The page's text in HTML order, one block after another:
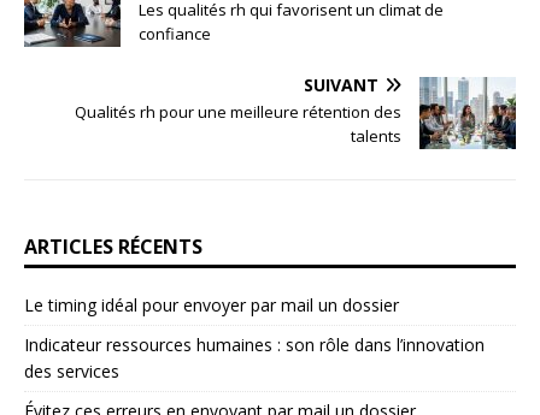
Les qualités rh qui favorisent un climat de
confiance
SUIVANT
Qualités rh pour une meilleure rétention des
talents
ARTICLES RÉCENTS
Le timing idéal pour envoyer par mail un dossier
Indicateur ressources humaines : son rôle dans l’innovation
des services